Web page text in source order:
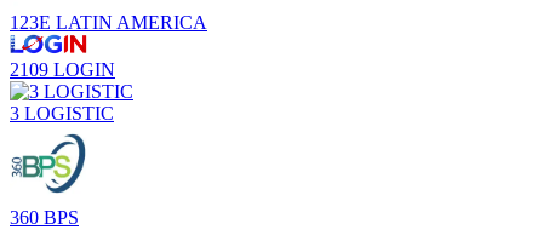
123E LATIN AMERICA
2109 LOGIN
3 LOGISTIC
360 BPS